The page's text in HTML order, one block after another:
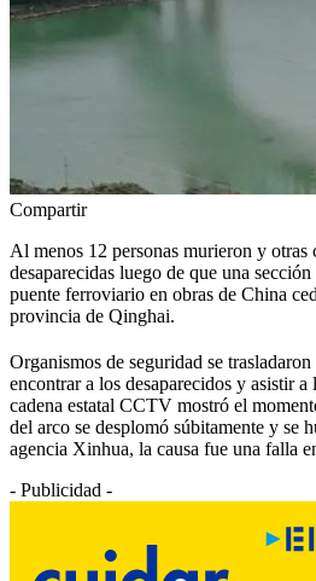
Compartir
Al menos 12 personas murieron y otras
desaparecidas luego de que una
puente ferroviario en obras de China
provincia de Qinghai.
Organismos de seguridad se
encontrar a los desaparecidos y asistir
cadena estatal CCTV mostró el
del arco se desplomó súbitamente y se
agencia Xinhua, la causa fue una falla
- Publicidad -